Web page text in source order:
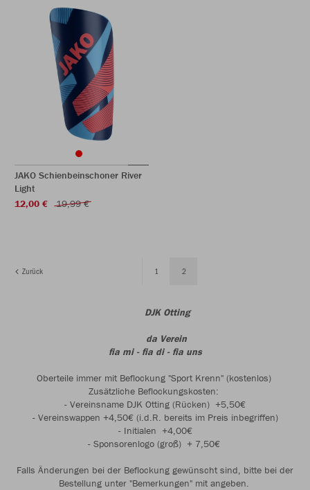
JAKO Schienbeinschoner River
Light
12,00 €
19,99 €
Zurück 1 2
DJK Otting
da Verein
fia mi - fia di - fia uns
Oberteile immer mit Beflockung "Sport Krenn" (kostenlos)
Zusätzliche Beflockungskosten:
- Vereinsname DJK Otting (Rücken) +5,50€
- Vereinswappen +4,50€ (i.d.R. bereits im Preis inbegriffen)
- Initialen +4,00€
- Sponsorenlogo (groß) + 7,50€
Falls Änderungen bei der Beflockung gewünscht sind, bitte bei der
Bestellung unter "Bemerkungen" mit angeben.